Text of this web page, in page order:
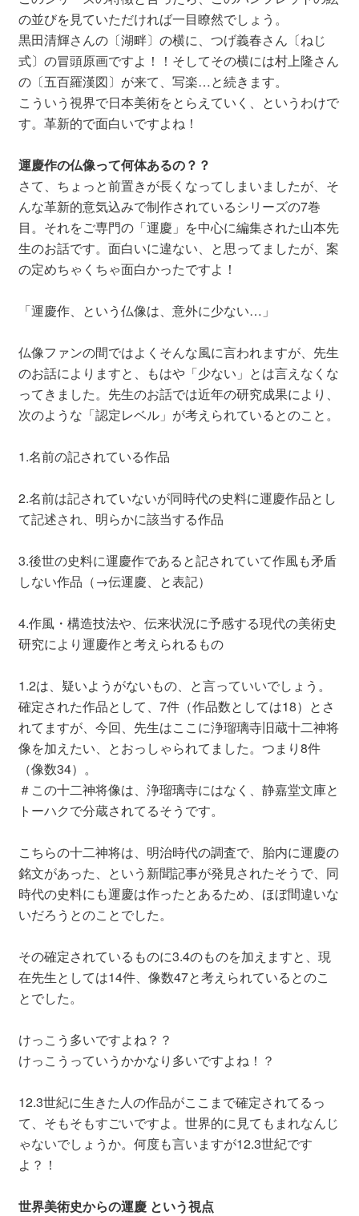
の並びを見ていただければ一目瞭然でしょう。
黒田清輝さんの〔湖畔〕の横に、つげ義春さん〔ねじ
式〕の冒頭原画ですよ！！そしてその横には村上隆さん
の〔五百羅漢図〕が来て、写楽…と続きます。
こういう視界で日本美術をとらえていく、というわけで
す。革新的で面白いですよね！
運慶作の仏像って何体あるの？？
さて、ちょっと前置きが長くなってしまいましたが、そ
んな革新的意気込みで制作されているシリーズの7巻
目。それをご専門の「運慶」を中心に編集された山本先
生のお話です。面白いに違ない、と思ってましたが、案
の定めちゃくちゃ面白かったですよ！
「運慶作、という仏像は、意外に少ない…」
仏像ファンの間ではよくそんな風に言われますが、先生
のお話によりますと、もはや「少ない」とは言えなくな
ってきました。先生のお話では近年の研究成果により、
次のような「認定レベル」が考えられているとのこと。
1.名前の記されている作品
2.名前は記されていないが同時代の史料に運慶作品とし
て記述され、明らかに該当する作品
3.後世の史料に運慶作であると記されていて作風も矛盾
しない作品（→伝運慶、と表記）
4.作風・構造技法や、伝来状況に予感する現代の美術史
研究により運慶作と考えられるもの
1.2は、疑いようがないもの、と言っていいでしょう。
確定された作品として、7件（作品数としては18）とさ
れてますが、今回、先生はここに浄瑠璃寺旧蔵十二神将
像を加えたい、とおっしゃられてました。つまり8件
（像数34）。
＃この十二神将像は、浄瑠璃寺にはなく、静嘉堂文庫と
トーハクで分蔵されてるそうです。
こちらの十二神将は、明治時代の調査で、胎内に運慶の
銘文があった、という新聞記事が発見されたそうで、同
時代の史料にも運慶は作ったとあるため、ほぼ間違いな
いだろうとのことでした。
その確定されているものに3.4のものを加えますと、現
在先生としては14件、像数47と考えられているとのこ
とでした。
けっこう多いですよね？？
けっこうっていうかかなり多いですよね！？
12.3世紀に生きた人の作品がここまで確定されてるっ
て、そもそもすごいですよ。世界的に見てもまれなんじ
ゃないでしょうか。何度も言いますが12.3世紀です
よ？！
世界美術史からの運慶 という視点